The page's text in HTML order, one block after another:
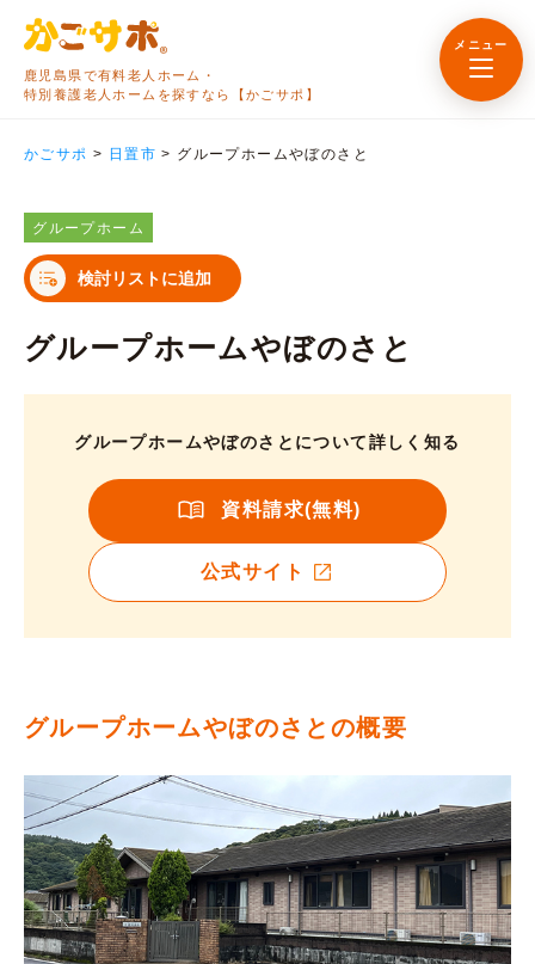
鹿児島県で有料老人ホーム・
特別養護老人ホームを探すなら【かごサポ】
メニュー
かごサポ > 日置市 > グループホームやぼのさと
グループホーム
検討リストに追加
グループホームやぼのさと
グループホームやぼのさとについて詳しく知る
資料請求(無料)
公式サイト
グループホームやぼのさとの概要